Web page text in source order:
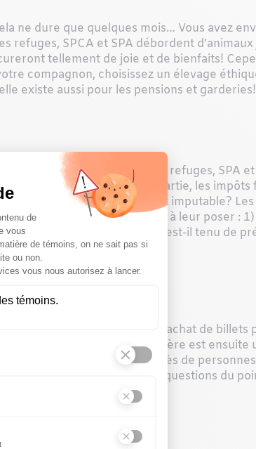
ne dure que quelques mois… Vous avez
refuges, SPCA et SPA débordent
tellement de joie et de bienfaits!
compagnon, choisissez un élevage
existe aussi pour les pensions et
d’encadrer la gestion des refuges, SPA
utilise-t-elle, en tout ou en partie, les impôts
Qui en est responsable et imputable?
deux questions importantes à leur poser : 1)
2) L’organisme est-il tenu de
jouets, gâteries, etc.) ou l’achat de billets
votre contribution financière est ensuite
renseignez-vous auprès de
posez les deux importantes questions du